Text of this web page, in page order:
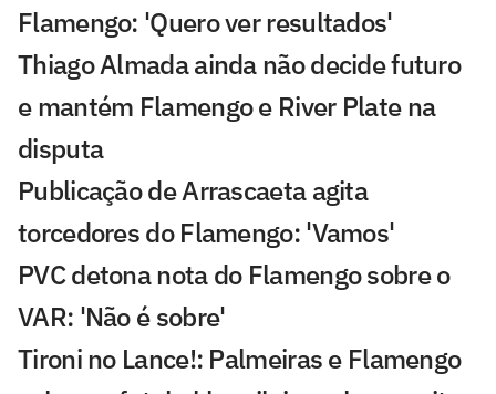
Flamengo: 'Quero ver resultados'
Thiago Almada ainda não decide futuro
e mantém Flamengo e River Plate na
disputa
Publicação de Arrascaeta agita
torcedores do Flamengo: 'Vamos'
PVC detona nota do Flamengo sobre o
VAR: 'Não é sobre'
Tironi no Lance!: Palmeiras e Flamengo